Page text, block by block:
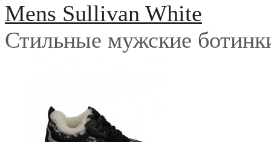
Mens Sullivan White
Стильные мужские